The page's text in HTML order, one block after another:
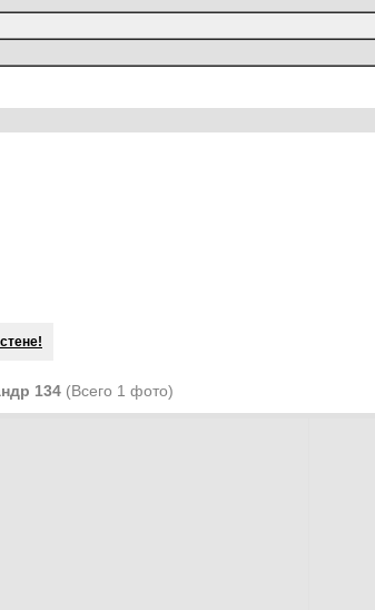
134 (Всего 1 фото)